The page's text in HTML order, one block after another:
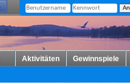
Aktivitäten Gewinnspiele